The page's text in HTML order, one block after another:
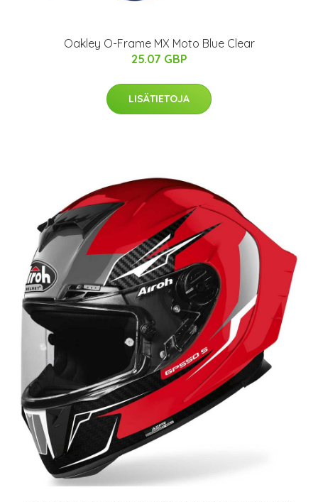
Oakley O-Frame MX Moto Blue Clear
25.07 GBP
LISÄTIETOJA